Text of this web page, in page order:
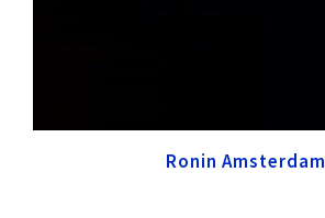
Ronin Amsterdam